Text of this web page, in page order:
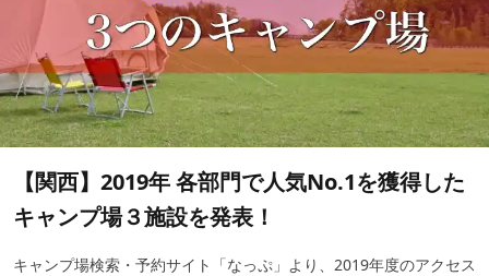
【関西】2019年 各部門で人気No.1を獲得した
キャンプ場３施設を発表！
キャンプ場検索・予約サイト「なっぷ」より、2019年度のアクセス